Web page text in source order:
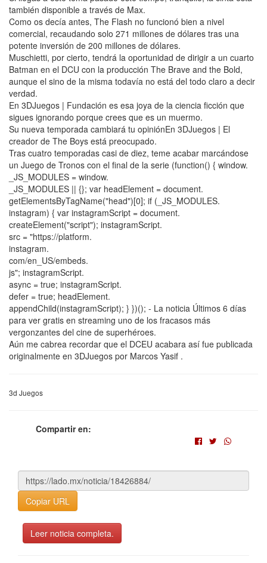
también disponible a través de Max.
Como os decía antes, The Flash no funcionó bien a nivel
comercial, recaudando solo 271 millones de dólares tras una
potente inversión de 200 millones de dólares.
Muschietti, por cierto, tendrá la oportunidad de dirigir a un cuarto
Batman en el DCU con la producción The Brave and the Bold,
aunque el sino de la misma todavía no está del todo claro a decir
verdad.
En 3DJuegos | Fundación es esa joya de la ciencia ficción que
sigues ignorando porque crees que es un muermo.
Su nueva temporada cambiará tu opiniónEn 3DJuegos | El
creador de The Boys está preocupado.
Tras cuatro temporadas casi de diez, teme acabar marcándose
un Juego de Tronos con el final de la serie (function() { window.
_JS_MODULES = window.
_JS_MODULES || {}; var headElement = document.
getElementsByTagName("head")[0]; if (_JS_MODULES.
instagram) { var instagramScript = document.
createElement("script"); instagramScript.
src = "https://platform.
instagram.
com/en_US/embeds.
js"; instagramScript.
async = true; instagramScript.
defer = true; headElement.
appendChild(instagramScript); } })(); - La noticia Últimos 6 días
para ver gratis en streaming uno de los fracasos más
vergonzantes del cine de superhéroes.
Aún me cabrea recordar que el DCEU acabara así fue publicada
originalmente en 3DJuegos por Marcos Yasif .
3d Juegos
Compartir en:
Copiar URL
Leer noticia completa.